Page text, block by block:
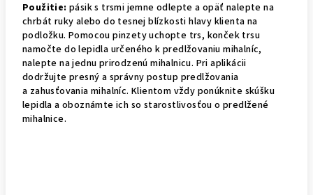
Použitie: pásik s trsmi jemne odlepte a opäť nalepte na
chrbát ruky alebo do tesnej blízkosti hlavy klienta na
podložku. Pomocou pinzety uchopte trs, konček trsu
namočte do lepidla určeného k predlžovaniu mihalníc,
nalepte na jednu prirodzenú mihalnicu. Pri aplikácii
dodržujte presný a správny postup predlžovania
a zahusťovania mihalníc. Klientom vždy ponúknite skúšku
lepidla a oboznámte ich so starostlivosťou o predlžené
mihalnice.